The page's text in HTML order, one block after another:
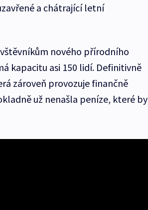
a chátrající letní
nového přírodního
kapacitu asi 150 lidí. Definitivně
zároveň provozuje finančně
už nenašla peníze, které by